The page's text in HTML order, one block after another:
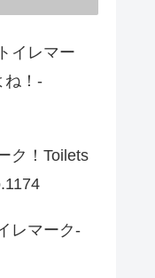
イレマー
ね！-
ク！Toilets
レマーク-